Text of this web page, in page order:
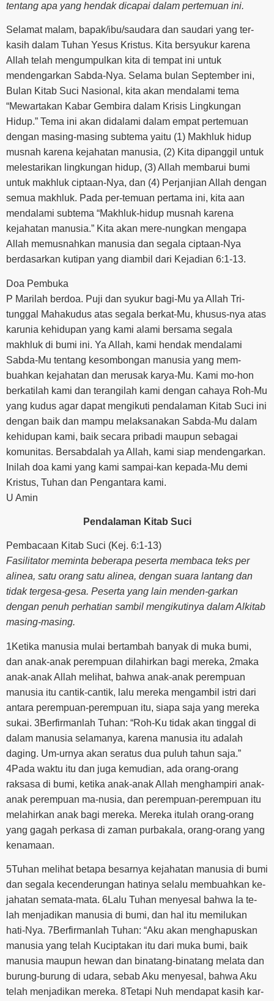
tentang apa yang hendak dicapai dalam pertemuan ini.
Selamat malam, bapak/ibu/saudara dan saudari yang ter-
kasih dalam Tuhan Yesus Kristus. Kita bersyukur karena
Allah telah mengumpulkan kita di tempat ini untuk
mendengarkan Sabda-Nya. Selama bulan September ini,
Bulan Kitab Suci Nasional, kita akan mendalami tema
“Mewartakan Kabar Gembira dalam Krisis Lingkungan
Hidup.” Tema ini akan didalami dalam empat pertemuan
dengan masing-masing subtema yaitu (1) Makhluk hidup
musnah karena kejahatan manusia, (2) Kita dipanggil untuk
melestarikan lingkungan hidup, (3) Allah membarui bumi
untuk makhluk ciptaan-Nya, dan (4) Perjanjian Allah dengan
semua makhluk. Pada per-temuan pertama ini, kita aan
mendalami subtema “Makhluk-hidup musnah karena
kejahatan manusia.” Kita akan mere-nungkan mengapa
Allah memusnahkan manusia dan segala ciptaan-Nya
berdasarkan kutipan yang diambil dari Kejadian 6:1-13.
Doa Pembuka
P Marilah berdoa. Puji dan syukur bagi-Mu ya Allah Tri-
tunggal Mahakudus atas segala berkat-Mu, khusus-nya atas
karunia kehidupan yang kami alami bersama segala
makhluk di bumi ini. Ya Allah, kami hendak mendalami
Sabda-Mu tentang kesombongan manusia yang mem-
buahkan kejahatan dan merusak karya-Mu. Kami mo-hon
berkatilah kami dan terangilah kami dengan cahaya Roh-Mu
yang kudus agar dapat mengikuti pendalaman Kitab Suci ini
dengan baik dan mampu melaksanakan Sabda-Mu dalam
kehidupan kami, baik secara pribadi maupun sebagai
komunitas. Bersabdalah ya Allah, kami siap mendengarkan.
Inilah doa kami yang kami sampai-kan kepada-Mu demi
Kristus, Tuhan dan Pengantara kami.
U Amin
Pendalaman Kitab Suci
Pembacaan Kitab Suci (Kej. 6:1-13)
Fasilitator meminta beberapa peserta membaca teks per
alinea, satu orang satu alinea, dengan suara lantang dan
tidak tergesa-gesa. Peserta yang lain menden-garkan
dengan penuh perhatian sambil mengikutinya dalam Alkitab
masing-masing.
1Ketika manusia mulai bertambah banyak di muka bumi,
dan anak-anak perempuan dilahirkan bagi mereka, 2maka
anak-anak Allah melihat, bahwa anak-anak perempuan
manusia itu cantik-cantik, lalu mereka mengambil istri dari
antara perempuan-perempuan itu, siapa saja yang mereka
sukai. 3Berfirmanlah Tuhan: “Roh-Ku tidak akan tinggal di
dalam manusia selamanya, karena manusia itu adalah
daging. Um-urnya akan seratus dua puluh tahun saja.”
4Pada waktu itu dan juga kemudian, ada orang-orang
raksasa di bumi, ketika anak-anak Allah menghampiri anak-
anak perempuan ma-nusia, dan perempuan-perempuan itu
melahirkan anak bagi mereka. Mereka itulah orang-orang
yang gagah perkasa di zaman purbakala, orang-orang yang
kenamaan.
5Tuhan melihat betapa besarnya kejahatan manusia di bumi
dan segala kecenderungan hatinya selalu membuahkan ke-
jahatan semata-mata. 6Lalu Tuhan menyesal bahwa Ia te-
lah menjadikan manusia di bumi, dan hal itu memilukan
hati-Nya. 7Berfirmanlah Tuhan: “Aku akan menghapuskan
manusia yang telah Kuciptakan itu dari muka bumi, baik
manusia maupun hewan dan binatang-binatang melata dan
burung-burung di udara, sebab Aku menyesal, bahwa Aku
telah menjadikan mereka. 8Tetapi Nuh mendapat kasih kar-